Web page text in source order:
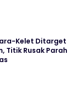
Kelet Ditarget
Titik Rusak Parah